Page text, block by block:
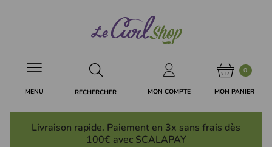
MON COMPTE
0
MON PANIER
RECHERCHER
MENU
Livraison rapide. Paiement en 3x sans frais dès
100€ avec SCALAPAY